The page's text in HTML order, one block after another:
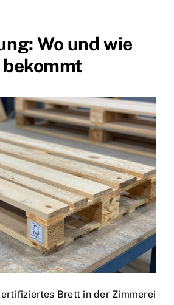
Wo und wie
Brett in der Zimmerei